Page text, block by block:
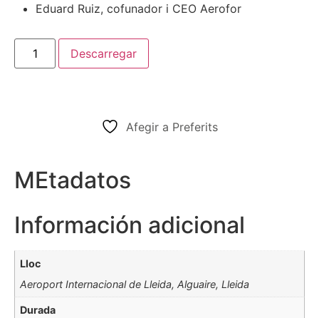
Eduard Ruiz, cofunador i CEO Aerofor
Descarregar
Afegir a Preferits
MEtadatos
Información adicional
Lloc
Aeroport Internacional de Lleida, Alguaire, Lleida
Durada